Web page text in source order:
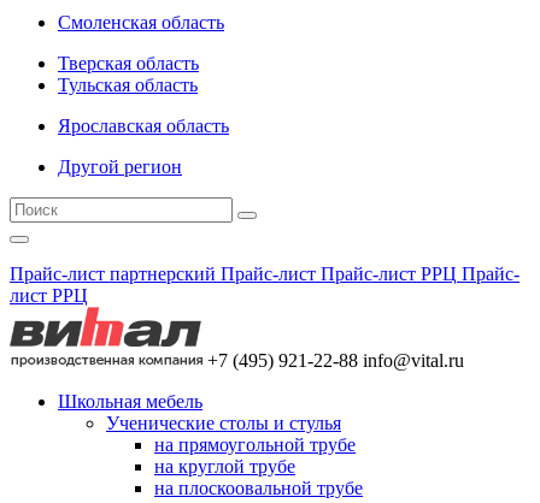
Смоленская область
Тверская область
Тульская область
Ярославская область
Другой регион
Прайс-лист партнерский Прайс-лист Прайс-лист РРЦ Прайс-
лист РРЦ
+7 (495) 921-22-88 info@vital.ru
Школьная мебель
Ученические столы и стулья
на прямоугольной трубе
на круглой трубе
на плоскоовальной трубе